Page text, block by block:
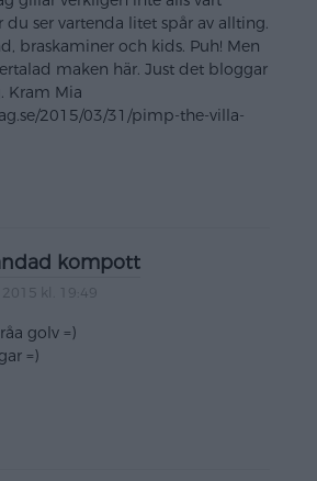
ser vartenda litet spår av allting.
braskaminer och kids. Puh! Men
maken här. Just det bloggar
Kram Mia
2015/03/31/pimp-the-villa-
kompott
2015 kl. 19:49
golv =)
=)